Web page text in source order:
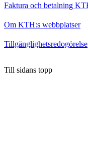
Faktura och betalning
Om KTH:s webbplatser
Tillgänglighetsredogörelse
Till sidans topp